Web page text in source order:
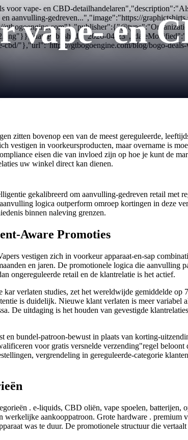
vape- en CBD-
en aanvulling-gedreven...","image":"https://
04-
"},"url":"https://gtbogoengine.com/blog/bogo-
vape- en
zitten bovenop een van de meest gereguleerde,
vestigen in voorkeursproducten, maar overname is
eisen die van invloed zijn op hoe je kunt de
uw winkel direct kan dienen.
gekalibreerd om aanvulling-gedreven retail met
logica outperform omroep kortingen in deze
binnen naleving grenzen.
Aware Promoties
vestigen zich in voorkeur apparaat-en-sap
en jaren. De promotionele logica die aanvulling
ongereguleerde retail en de klantrelatie is het actief.
verlaten studies, zet het wereldwijde gemiddelde
is duidelijk. Nieuwe klant verlaten is meer
De uitdaging is het houden van gevestigde
bundel-patroon-bewust in plaats van korting-
voor gratis versnelde verzending"regel
vergrendeling in gereguleerde-categorie
. e-liquids, CBD oliën, vape spoelen, batterijen,
aankooppatroon. Grote hardware . premium
was te duur. De promotionele structuur die